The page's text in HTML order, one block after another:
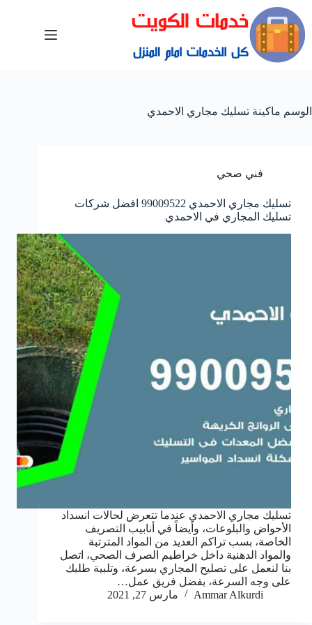
الوسم ماكينة تسليك مجاري الاحمدي
فني صحي
تسليك مجاري الاحمدي 99009522 افضل شركات
تسليك المجاري في الاحمدي
تسليك مجاري الاحمدي عندما تتعرض لحالات انسداد
الأحواض والبلوعات، وأيضاً في أنابيب التصريف
الخاصة، بسب تراكم العديد من المواد المترتبة
والمواد الدهنية داخل خراطيم الصرف الصحي، اتصل
بنا لنعمل على تصليح المجاري بسرعة، وتلبية طلبك
على وجه السرعة، بفضل فريق عمل…
Ammar Alkurdi
مارس 27, 2021